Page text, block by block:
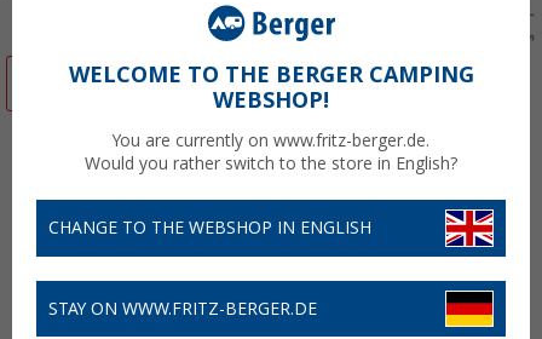
WELCOME TO THE BERGER CAMPING
WEBSHOP!
You are currently on www.fritz-berger.de.
Would you rather switch to the store in English?
CHANGE TO THE WEBSHOP IN ENGLISH
STAY ON WWW.FRITZ-BERGER.DE